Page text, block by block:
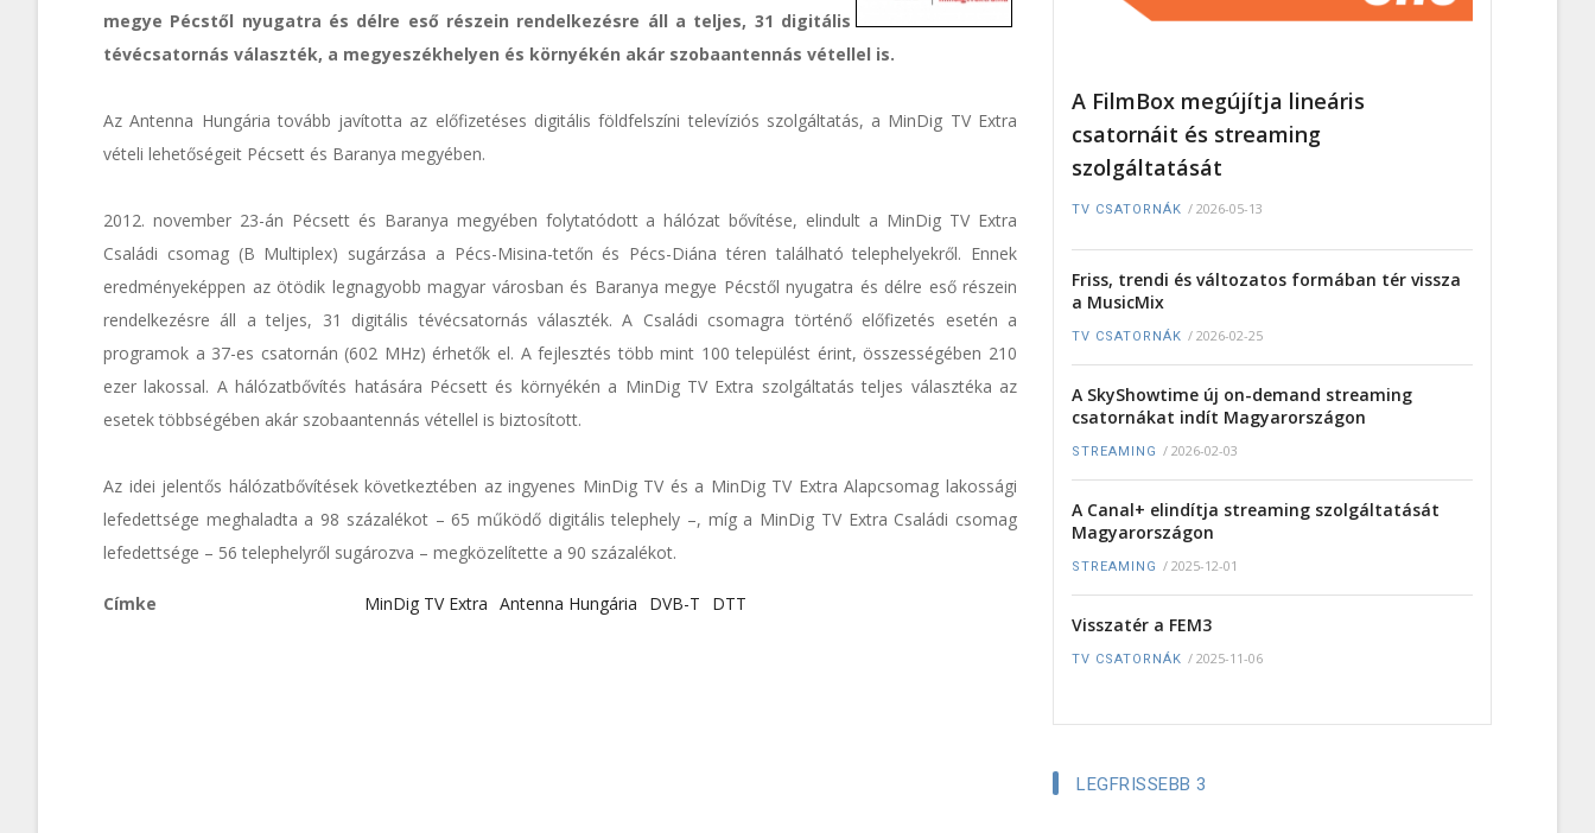
megye Pécstől nyugatra és délre eső részein rendelkezésre áll a teljes, 31 digitális
tévécsatornás választék, a megyeszékhelyen és környékén akár szobaantennás vétellel is.
Az Antenna Hungária tovább javította az előfizetéses digitális földfelszíni televíziós szolgáltatás, a MinDig TV Extra
vételi lehetőségeit Pécsett és Baranya megyében.
2012. november 23-án Pécsett és Baranya megyében folytatódott a hálózat bővítése, elindult a MinDig TV Extra
Családi csomag (B Multiplex) sugárzása a Pécs-Misina-tetőn és Pécs-Diána téren található telephelyekről. Ennek
eredményeképpen az ötödik legnagyobb magyar városban és Baranya megye Pécstől nyugatra és délre eső részein
rendelkezésre áll a teljes, 31 digitális tévécsatornás választék. A Családi csomagra történő előfizetés esetén a
programok a 37-es csatornán (602 MHz) érhetők el. A fejlesztés több mint 100 települést érint, összességében 210
ezer lakossal. A hálózatbővítés hatására Pécsett és környékén a MinDig TV Extra szolgáltatás teljes választéka az
esetek többségében akár szobaantennás vétellel is biztosított.
Az idei jelentős hálózatbővítések következtében az ingyenes MinDig TV és a MinDig TV Extra Alapcsomag lakossági
lefedettsége meghaladta a 98 százalékot – 65 működő digitális telephely –, míg a MinDig TV Extra Családi csomag
lefedettsége – 56 telephelyről sugározva – megközelítette a 90 százalékot.
Címke MinDig TV Extra Antenna Hungária DVB-T DTT
A FilmBox megújítja lineáris
csatornáit és streaming
szolgáltatását
TV CSATORNÁK / 2026-05-13
Friss, trendi és változatos formában tér vissza
a MusicMix
TV CSATORNÁK / 2026-02-25
A SkyShowtime új on-demand streaming
csatornákat indít Magyarországon
STREAMING / 2026-02-03
A Canal+ elindítja streaming szolgáltatását
Magyarországon
STREAMING / 2025-12-01
Visszatér a FEM3
TV CSATORNÁK / 2025-11-06
LEGFRISSEBB 3